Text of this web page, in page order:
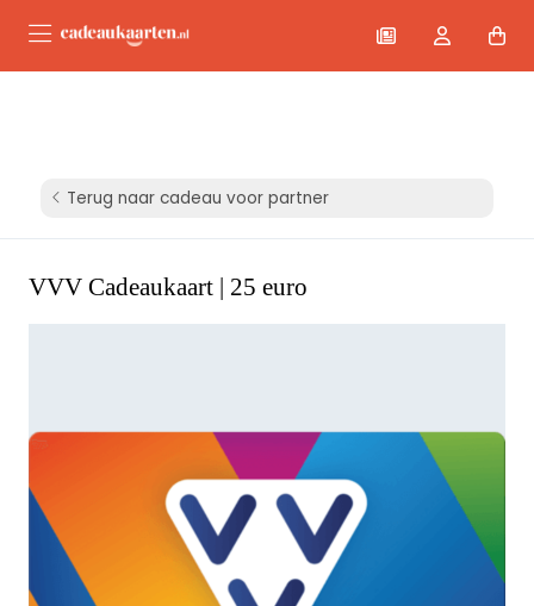
Terug naar cadeau voor partner
VVV Cadeaukaart | 25 euro